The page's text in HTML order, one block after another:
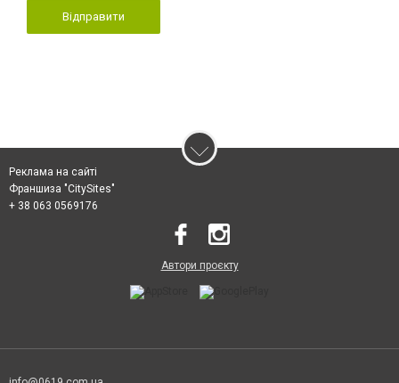
Відправити
Реклама на сайті
Франшиза "CitySites"
+ 38 063 0569176
Автори проєкту